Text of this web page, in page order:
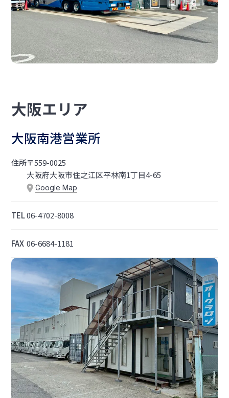
大阪エリア
大阪南港営業所
住所〒559-0025
大阪府大阪市住之江区平林南1丁目4-65
Google Map
TEL06-4702-8008
FAX 06-6684-1181